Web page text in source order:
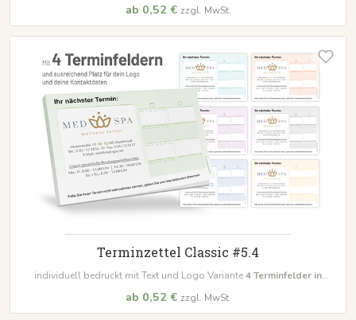
ab 0,52 € zzgl. MwSt.
Terminzettel Classic #5.4
individuell bedruckt mit Text und Logo Variante4Terminfelder in
ab 0,52 € zzgl. MwSt.